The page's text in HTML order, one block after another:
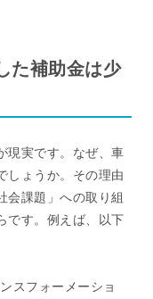
た補助金は少
現実です。なぜ、車
しょうか。その理由
会課題」への取り組
です。例えば、以下
スフォーメーショ